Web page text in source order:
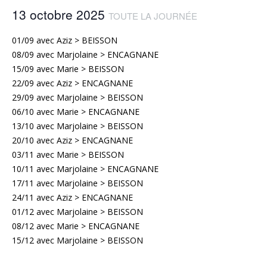
13 octobre 2025 TOUTE LA JOURNÉE
01/09 avec Aziz > BEISSON
08/09 avec Marjolaine > ENCAGNANE
15/09 avec Marie > BEISSON
22/09 avec Aziz > ENCAGNANE
29/09 avec Marjolaine > BEISSON
06/10 avec Marie > ENCAGNANE
13/10 avec Marjolaine > BEISSON
20/10 avec Aziz > ENCAGNANE
03/11 avec Marie > BEISSON
10/11 avec Marjolaine > ENCAGNANE
17/11 avec Marjolaine > BEISSON
24/11 avec Aziz > ENCAGNANE
01/12 avec Marjolaine > BEISSON
08/12 avec Marie > ENCAGNANE
15/12 avec Marjolaine > BEISSON